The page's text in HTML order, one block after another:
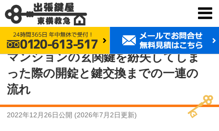
鍵交換 東横救急 事例紹介 マンションの玄関鍵を紛失してしまった際の開錠と鍵交換までの一連の流れ
マンションの玄関鍵を紛失してしま
った際の開錠と鍵交換までの一連の
流れ
2022年12月26日公開 (2026年7月2日更新)